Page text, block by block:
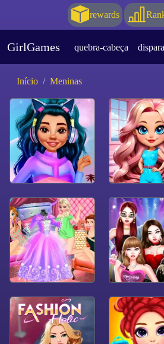
rewards
GirlGames quebra-cabeça
Início Meninas